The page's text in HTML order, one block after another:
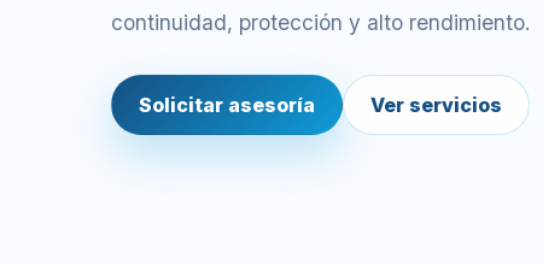
continuidad, protección y alto rendimiento.
Solicitar asesoría Ver servicios